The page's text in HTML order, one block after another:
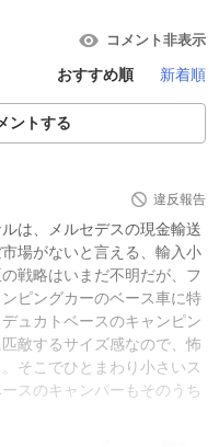
コメント非表示
おすすめ順 新着順
ントする
違反報告
は、メルセデスの現金輸送
場がないと言える、輸入小
戦略はいまだ不明だが、フ
ピングカーのベース車に特
ュカトベースのキャンピン
敵するサイズ感なので、怖
そこでひとまわり小さいス
スのキャンパーもそのうち